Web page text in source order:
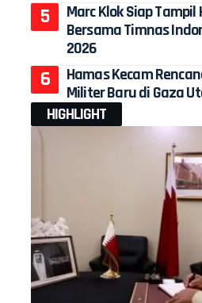
Marc Klok Siap Tampil
Bersama Timnas
2026
Hamas Kecam
Militer Baru di Gaza
HIGHLIGHT